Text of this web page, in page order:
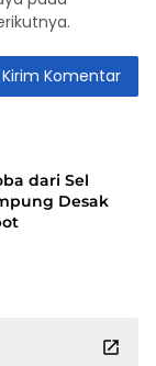
dari Sel
Desak